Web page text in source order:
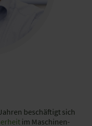
beschäftigt sich
im Maschinen-